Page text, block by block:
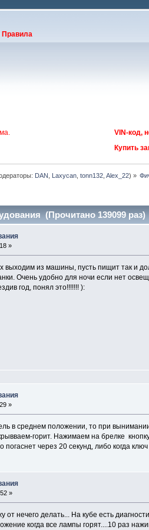
Правила
VIN-код,
Купить
DAN Laxycan ,tonn132 ,Alex_22) »
(Прочитано 139099 раз)
»
выходим из машины, пусть пищит так и
Очень удобно для ночи если нет
год, понял это!!!!!!! ):
»
в среднем положении, то при
горит. Нажимаем на брелке
погаснет через 20 секунд, либо когда
»
от нечего делать... На кубе есть
когда все лампы горят....10 раз